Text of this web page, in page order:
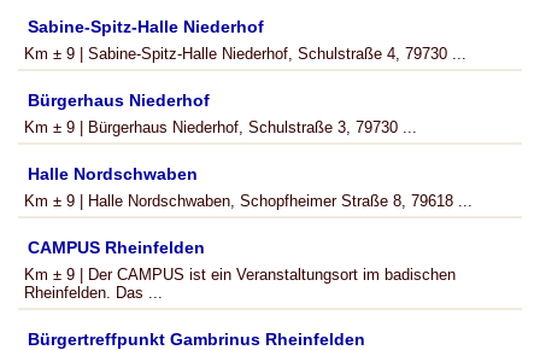
Sabine-Spitz-Halle Niederhof
Km ± 9 | Sabine-Spitz-Halle Niederhof, Schulstraße 4, 79730 ...
Bürgerhaus Niederhof
Km ± 9 | Bürgerhaus Niederhof, Schulstraße 3, 79730 ...
Halle Nordschwaben
Km ± 9 | Halle Nordschwaben, Schopfheimer Straße 8, 79618 ...
CAMPUS Rheinfelden
Km ± 9 | Der CAMPUS ist ein Veranstaltungsort im badischen
Rheinfelden. Das ...
Bürgertreffpunkt Gambrinus Rheinfelden